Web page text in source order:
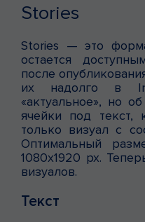
Stories
Stories — это
остается
после
их надолго в
«актуальное», но
ячейки под текст,
только визуал с
Оптимальный
1080х1920 px.
визуалов.
Текст